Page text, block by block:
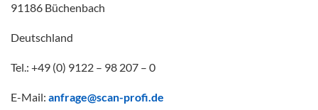
91186 Büchenbach
Deutschland
Tel.: +49 (0) 9122 – 98 207 – 0
E-Mail: anfrage@scan-profi.de